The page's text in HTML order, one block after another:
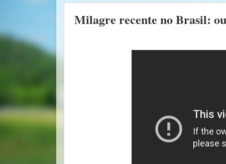
Milagre recente no Brasil: